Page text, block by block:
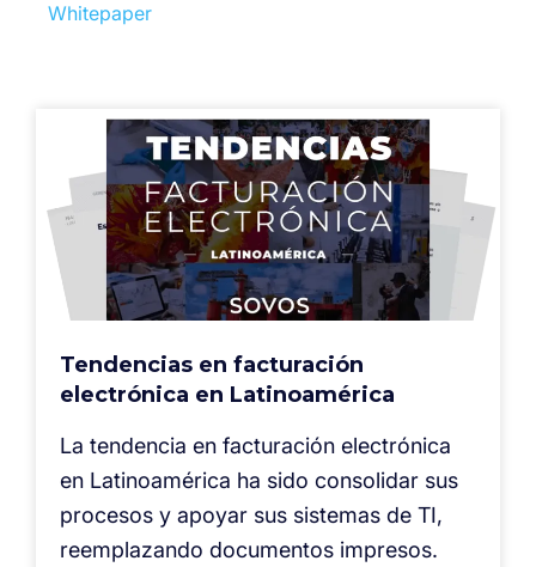
Whitepaper
Tendencias en facturación
electrónica en Latinoamérica
La tendencia en facturación electrónica
en Latinoamérica ha sido consolidar sus
procesos y apoyar sus sistemas de TI,
reemplazando documentos impresos.